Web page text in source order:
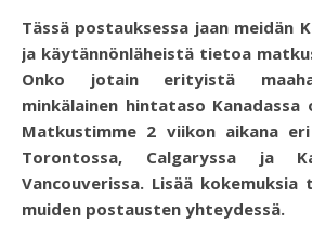
Tässä postauksessa jaan meidän Kanada kokemuksia
ja käytännönläheistä tietoa
Onko jotain erityistä
minkälainen hintataso Kanadassa
Matkustimme 2 viikon aikana
Torontossa, Calgaryssa ja
Vancouverissa. Lisää
muiden postausten yhteydessä.